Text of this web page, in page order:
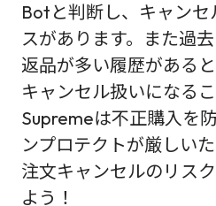
Botと判断し、キャンセ
スがあります。また過
返品が多い履歴がある
キャンセル扱いになる
Supremeは不正購入を
ンプロテクトが厳しい
注文キャンセルのリス
よう！